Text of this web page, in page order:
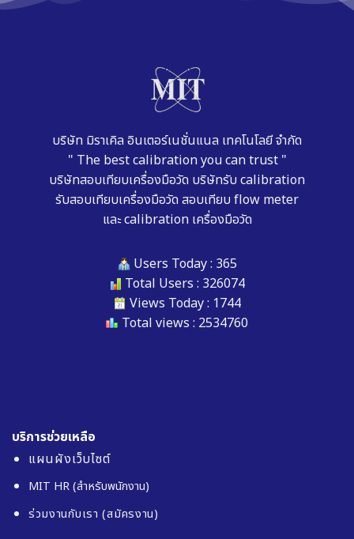
บริษัท มิราเคิล อินเตอร์เนชั่นแนล เทคโนโลยี จำกัด
" The best calibration you can trust "
บริษัทสอบเทียบเครื่องมือวัด บริษัทรับ calibration
รับสอบเทียบเครื่องมือวัด สอบเทียบ flow meter
และcalibration เครื่องมือวัด
Users Today : 365
Total Users : 326074
Views Today : 1744
Total views : 2534760
บริการช่วยเหลือ
แผนผังเว็บไซต์
MIT HR (สำหรับพนักงาน)
ร่วมงานกับเรา (สมัครงาน)